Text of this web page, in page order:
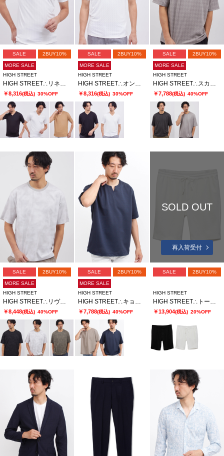
SALE 2BUY10%
MORE SALE
HIGH STREET
HIGH STREET∴リネアJQハンソデVネック
￥8,316(税込) 30%OFF
SALE 2BUY10%
MORE SALE
HIGH STREET
HIGH STREET∴オンデJQハンソデVネック
￥8,316(税込) 30%OFF
SALE 2BUY10%
MORE SALE
HIGH STREET
HIGH STREET∴スカラウィーブハンソデBigクルーネック
￥7,788(税込) 40%OFF
SALE 2BUY10%
MORE SALE
HIGH STREET
HIGH STREET∴リヴィエラミストハンソデBigクルーネック
￥8,448(税込) 40%OFF
SALE 2BUY10%
MORE SALE
HIGH STREET
HIGH STREET∴キョウネンピンジャージハンソデBigキーネック
￥7,788(税込) 40%OFF
SOLD OUT
再入荷受付
SALE 2BUY10%
HIGH STREET
HIGH STREET∴トーンウェーブショーツ
￥13,904(税込) 20%OFF